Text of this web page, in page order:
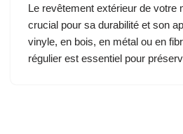
Le revêtement extérieur de votre
crucial pour sa durabilité et son
vinyle, en bois, en métal ou en
régulier est essentiel pour